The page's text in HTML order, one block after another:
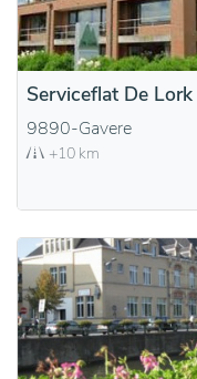
Serviceflat De Lork
9890-Gavere
+10 km